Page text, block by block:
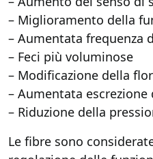
– Miglioramento della
– Aumentata frequenza
– Feci più voluminose
– Modificazione della
– Aumentata
– Riduzione della
Le fibre sono